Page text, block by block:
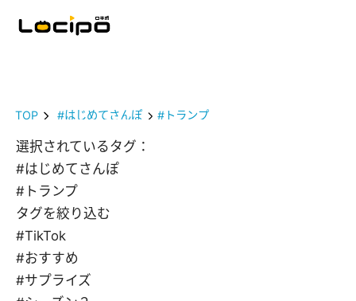
TOP #はじめてさんぽ #トランプ
選択されているタグ：
#はじめてさんぽ
#トランプ
タグを絞り込む
#TikTok
#おすすめ
#サプライズ